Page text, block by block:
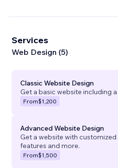
Services
Web Design (5)
Classic Website Design
Get a basic website including
From$1,200
Advanced Website Design
Get a website with
features and more.
From$1,500